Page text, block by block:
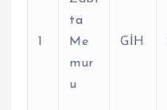
1
ta
Me
mur
u
GİH